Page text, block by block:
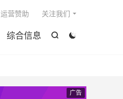


综合信息
运营赞助 关注我们
广告